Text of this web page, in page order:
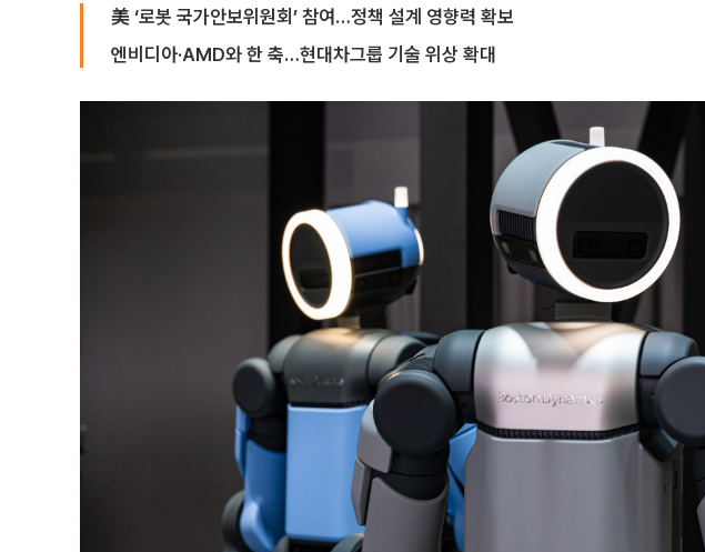
美 ‘로봇 국가안보위원회’ 참여…정책 설계 영향력 확보
엔비디아·AMD와 한 축…현대차그룹 기술 위상 확대